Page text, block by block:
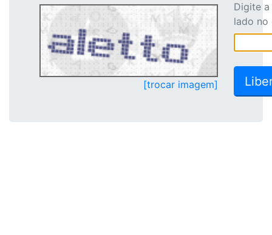
[trocar imagem]
Digite
lado no